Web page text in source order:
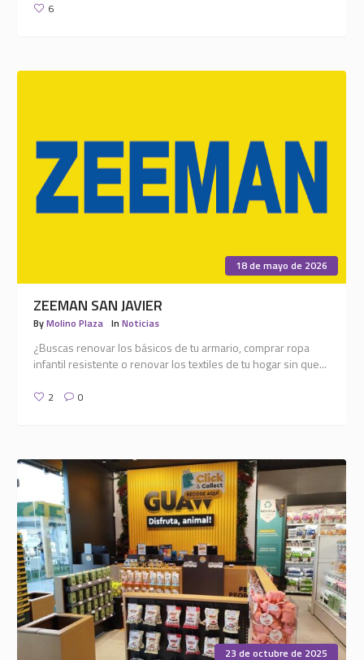
6
18 de mayo de 2026
ZEEMAN SAN JAVIER
ByMolino Plaza In Noticias
¿Buscas renovar los básicos de tu armario, comprar ropa
infantil resistente o renovar los textiles de tu hogar sin que...
2 0
23 de octubre de 2025